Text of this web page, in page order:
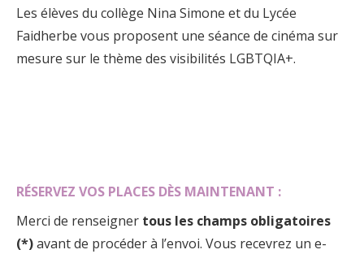
Les élèves du collège Nina Simone et du Lycée
Faidherbe vous proposent une séance de cinéma sur
mesure sur le thème des visibilités LGBTQIA+.
RÉSERVEZ VOS PLACES DÈS MAINTENANT :
Merci de renseigner tous les champs obligatoires
(*)avant de procéder à l’envoi. Vous recevrez un e-